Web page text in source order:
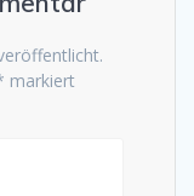
markiert